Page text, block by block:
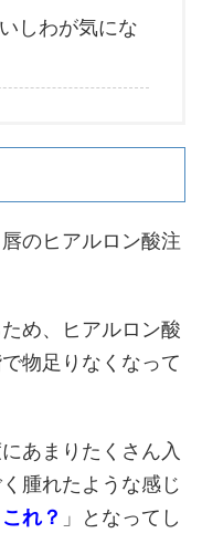
しわが気にな
のヒアルロン酸注
め、ヒアルロン酸
物足りなくなって
あまりたくさん入
腫れたような感じ
れ？ 」となってし